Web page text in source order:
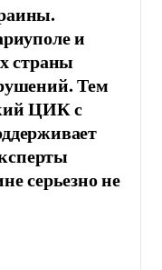
и
страны
Тем
ЦИК с
серьезно не